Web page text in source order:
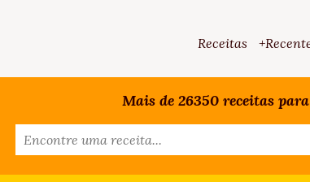
Receitas
Mais de 26350 receitas